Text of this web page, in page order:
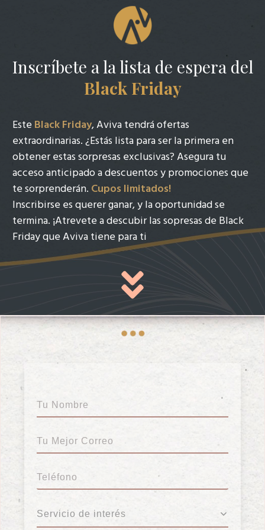
Inscríbete a la lista de espera del
Black Friday
Este Black Friday, Aviva tendrá ofertas
extraordinarias. ¿Estás lista para ser la primera en
obtener estas sorpresas exclusivas? Asegura tu
acceso anticipado a descuentos y promociones que
te sorprenderán. Cupos limitados!
Inscribirse es querer ganar, y la oportunidad se
termina. ¡Atrevete a descubir las sopresas de Black
Friday que Aviva tiene para ti
Servicio de interés